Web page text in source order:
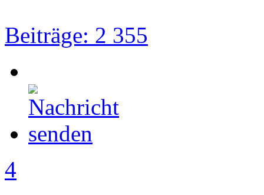
Beiträge: 2 355
4